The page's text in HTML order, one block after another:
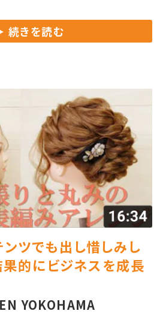
テーマは「レクチャー動画
続きを読む
ツでも出し惜しみし
果的にビジネスを成長
YOKOHAMA